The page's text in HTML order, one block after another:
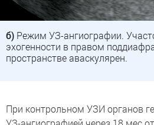
б) Режим УЗ-ангиографии.
эхогенности в правом
пространстве аваскулярен.
При контрольном УЗИ органов